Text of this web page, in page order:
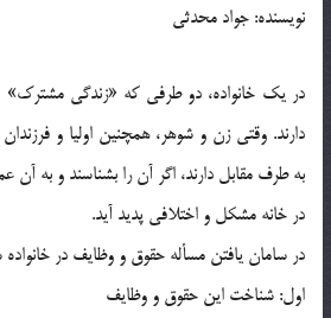
نويسنده: جواد محدثي
در يک خانواده، دو طرفي که «زندگي مشترک»
دارند. وقتي زن و شوهر، همچنين اوليا و
به طرف مقابل دارند، اگر آن را بشناسند و به آن
در خانه مشکل و اختلافي پديد آيد.
در سامان يافتن مسأله حقوق و وظايف در
اول: شناخت اين حقوق و وظايف